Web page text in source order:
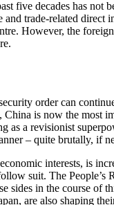
five decades has
trade-related
However, the
order can
is now the most
a revisionist
– quite brutally, if
interests, is
suit. The
sides in the course
are also shaping